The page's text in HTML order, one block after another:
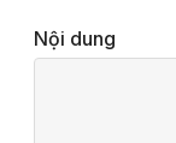
Nội dung